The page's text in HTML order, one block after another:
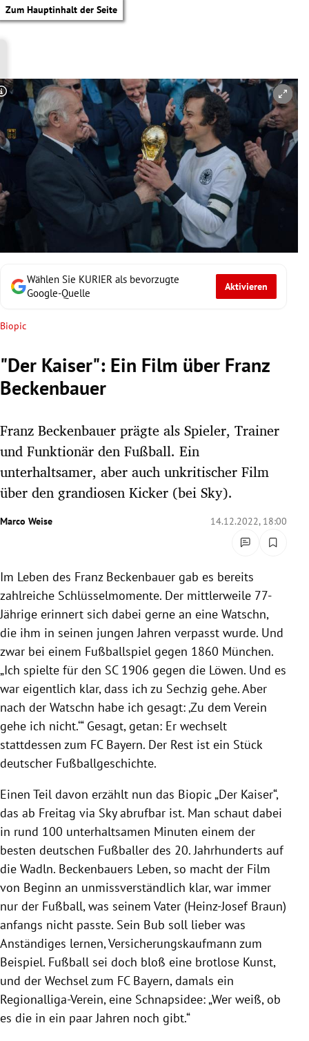
Zum Hauptinhalt der Seite
Untermenü
Untermenü
Untermenü
Untermenü
Untermenü
Untermenü
Untermenü
Untermenü
Untermenü
Wählen Sie KURIER als bevorzugte
Google-Quelle
Aktivieren
Biopic
"Der Kaiser": Ein Film über Franz
Beckenbauer
Franz Beckenbauer prägte als Spieler, Trainer
und Funktionär den Fußball. Ein
unterhaltsamer, aber auch unkritischer Film
über den grandiosen Kicker (bei Sky).
Marco Weise 14.12.2022, 18:00
Copyright-Hinweis öffnen/schließen
Im Leben des Franz Beckenbauer gab es bereits
zahlreiche Schlüsselmomente. Der mittlerweile 77-
Jährige erinnert sich dabei gerne an eine Watschn,
die ihm in seinen jungen Jahren verpasst wurde. Und
zwar bei einem Fußballspiel gegen 1860 München.
„Ich spielte für den SC 1906 gegen die Löwen. Und es
war eigentlich klar, dass ich zu Sechzig gehe. Aber
nach der Watschn habe ich gesagt: ‚Zu dem Verein
gehe ich nicht.‘“ Gesagt, getan: Er wechselt
stattdessen zum FC Bayern. Der Rest ist ein Stück
deutscher Fußballgeschichte.
Einen Teil davon erzählt nun das Biopic „Der Kaiser“,
das ab Freitag via Sky abrufbar ist. Man schaut dabei
in rund 100 unterhaltsamen Minuten einem der
besten deutschen Fußballer des 20. Jahrhunderts auf
die Wadln. Beckenbauers Leben, so macht der Film
von Beginn an unmissverständlich klar, war immer
nur der Fußball, was seinem Vater (Heinz-Josef Braun)
anfangs nicht passte. Sein Bub soll lieber was
Anständiges lernen, Versicherungskaufmann zum
Beispiel. Fußball sei doch bloß eine brotlose Kunst,
und der Wechsel zum FC Bayern, damals ein
Regionalliga-Verein, eine Schnapsidee: „Wer weiß, ob
es die in ein paar Jahren noch gibt.“